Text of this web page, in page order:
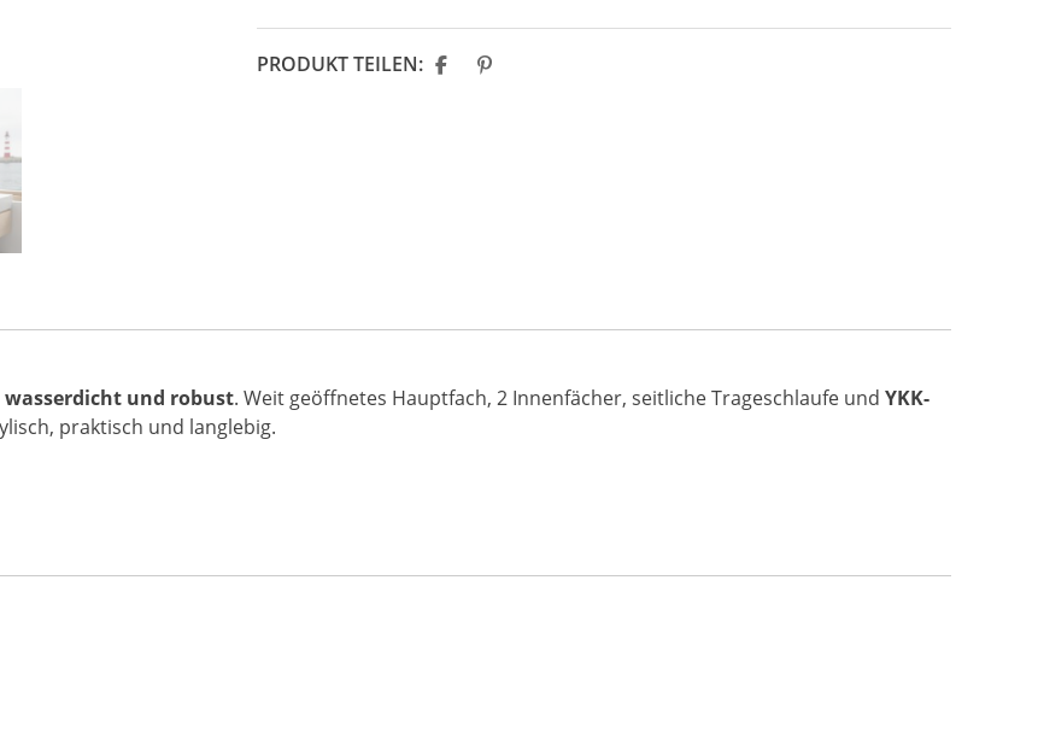
PRODUKT TEILEN:
wasserdicht und robust. Weit geöffnetes Hauptfach, 2 Innenfächer, seitliche Trageschlaufe und YKK-
praktisch und langlebig.